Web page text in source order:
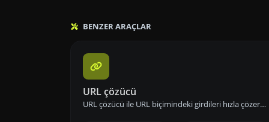
BENZER ARAÇLAR
URL çözücü
URL çözücü ile URL biçimindeki girdileri hızla çözerek orijinal metni elde edin.